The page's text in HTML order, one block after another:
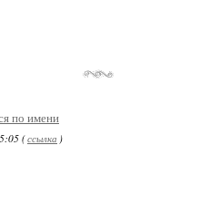
по имени
(ссылка )